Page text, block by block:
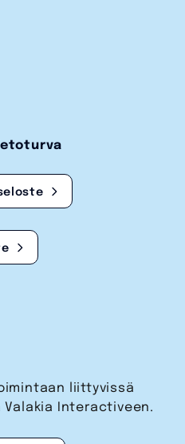
liittyvissä
Interactiveen.